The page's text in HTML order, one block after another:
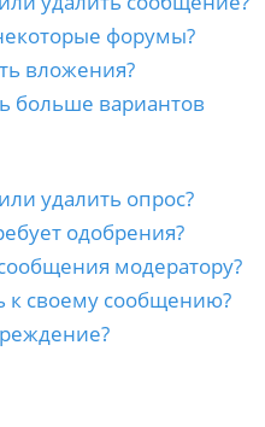
форумы?
вложения?
больше вариантов
удалить опрос?
одобрения?
модератору?
к своему сообщению?